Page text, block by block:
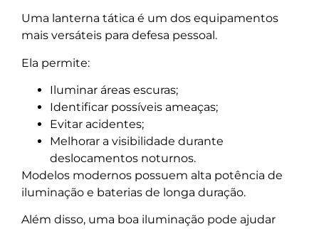
Uma lanterna tática é um dos equipamentos
mais versáteis para defesa pessoal.
Ela permite:
Iluminar áreas escuras;
Identificar possíveis ameaças;
Evitar acidentes;
Melhorar a visibilidade durante
deslocamentos noturnos.
Modelos modernos possuem alta potência de
iluminação e baterias de longa duração.
Além disso, uma boa iluminação pode ajudar